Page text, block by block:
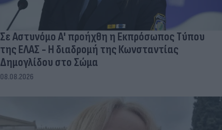
Σε Αστυνόμο Α' προήχθη η Εκπρόσωπος Τύπου
της ΕΛΑΣ - Η διαδρομή της Κωνσταντίας
Δημογλίδου στο Σώμα
08.08.2026